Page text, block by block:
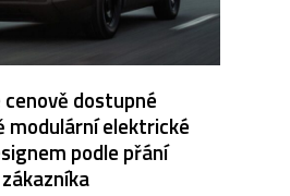
dostupné
modulární elektrické
podle přání
zákazníka